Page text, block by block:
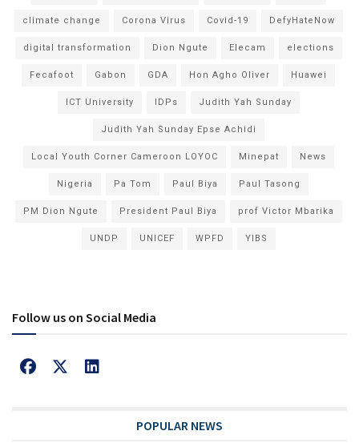
climate change Corona Virus Covid-19 DefyHateNow
digital transformation Dion Ngute Elecam elections
Fecafoot Gabon GDA Hon Agho Oliver Huawei
ICT University IDPs Judith Yah Sunday
Judith Yah Sunday Epse Achidi
Local Youth Corner Cameroon LOYOC Minepat News
Nigeria Pa Tom Paul Biya Paul Tasong
PM Dion Ngute President Paul Biya prof Victor Mbarika
UNDP UNICEF WPFD YIBS
Follow us on Social Media
POPULAR NEWS